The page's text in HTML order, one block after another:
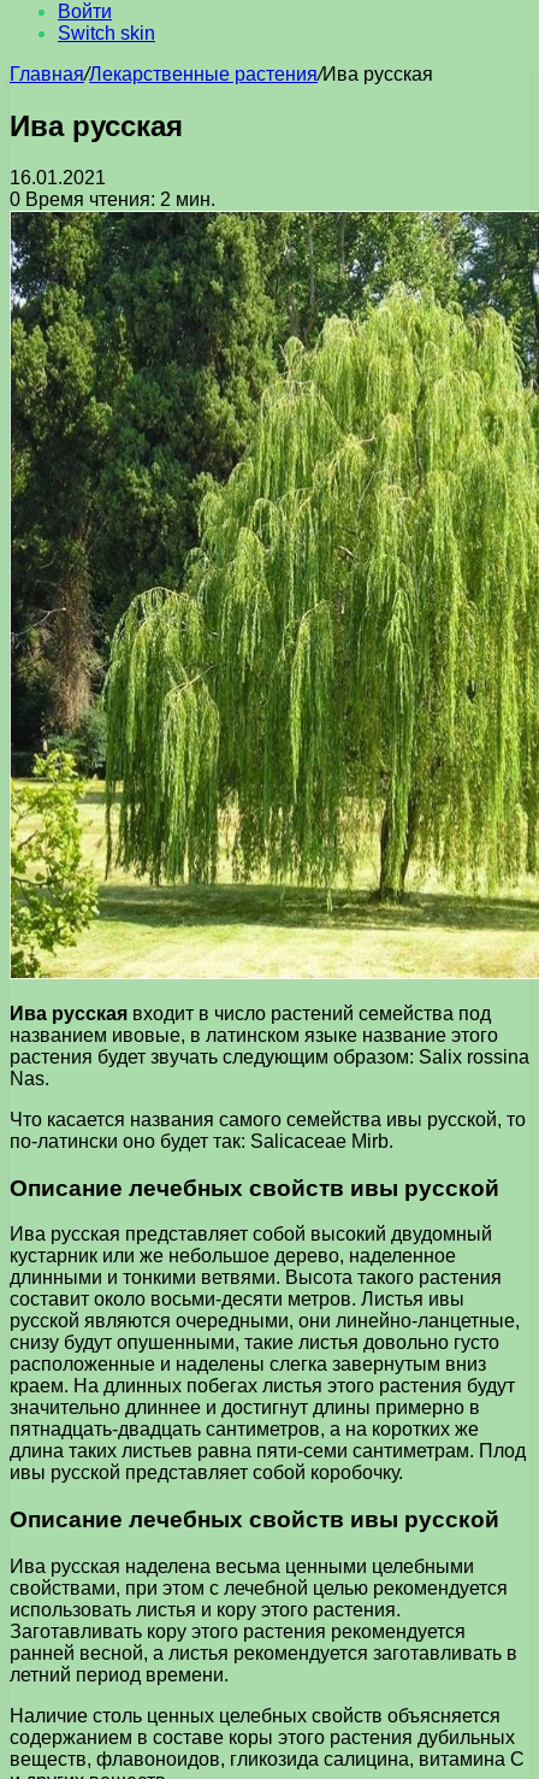
Войти
Switch skin
Главная/Лекарственные растения/Ива русская
Ива русская
16.01.2021
0 Время чтения: 2 мин.
Ива русская входит в число растений семейства под
названием ивовые, в латинском языке название этого
растения будет звучать следующим образом: Salix rossina
Nas.
Что касается названия самого семейства ивы русской, то
по-латински оно будет так: Salicaceae Mirb.
Описание лечебных свойств ивы русской
Ива русская представляет собой высокий двудомный
кустарник или же небольшое дерево, наделенное
длинными и тонкими ветвями. Высота такого растения
составит около восьми-десяти метров. Листья ивы
русской являются очередными, они линейно-ланцетные,
снизу будут опушенными, такие листья довольно густо
расположенные и наделены слегка завернутым вниз
краем. На длинных побегах листья этого растения будут
значительно длиннее и достигнут длины примерно в
пятнадцать-двадцать сантиметров, а на коротких же
длина таких листьев равна пяти-семи сантиметрам. Плод
ивы русской представляет собой коробочку.
Описание лечебных свойств ивы русской
Ива русская наделена весьма ценными целебными
свойствами, при этом с лечебной целью рекомендуется
использовать листья и кору этого растения.
Заготавливать кору этого растения рекомендуется
ранней весной, а листья рекомендуется заготавливать в
летний период времени.
Наличие столь ценных целебных свойств объясняется
содержанием в составе коры этого растения дубильных
веществ, флавоноидов, гликозида салицина, витамина С